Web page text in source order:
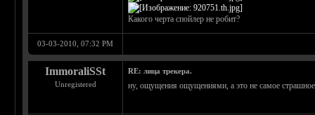
Какого черта спойлер не робит?
03-03-2010, 07:32 PM
ImmoraliSSt
Unregistered
RE: лица трекера.
ну, ощущения ощущениями, а это не самое